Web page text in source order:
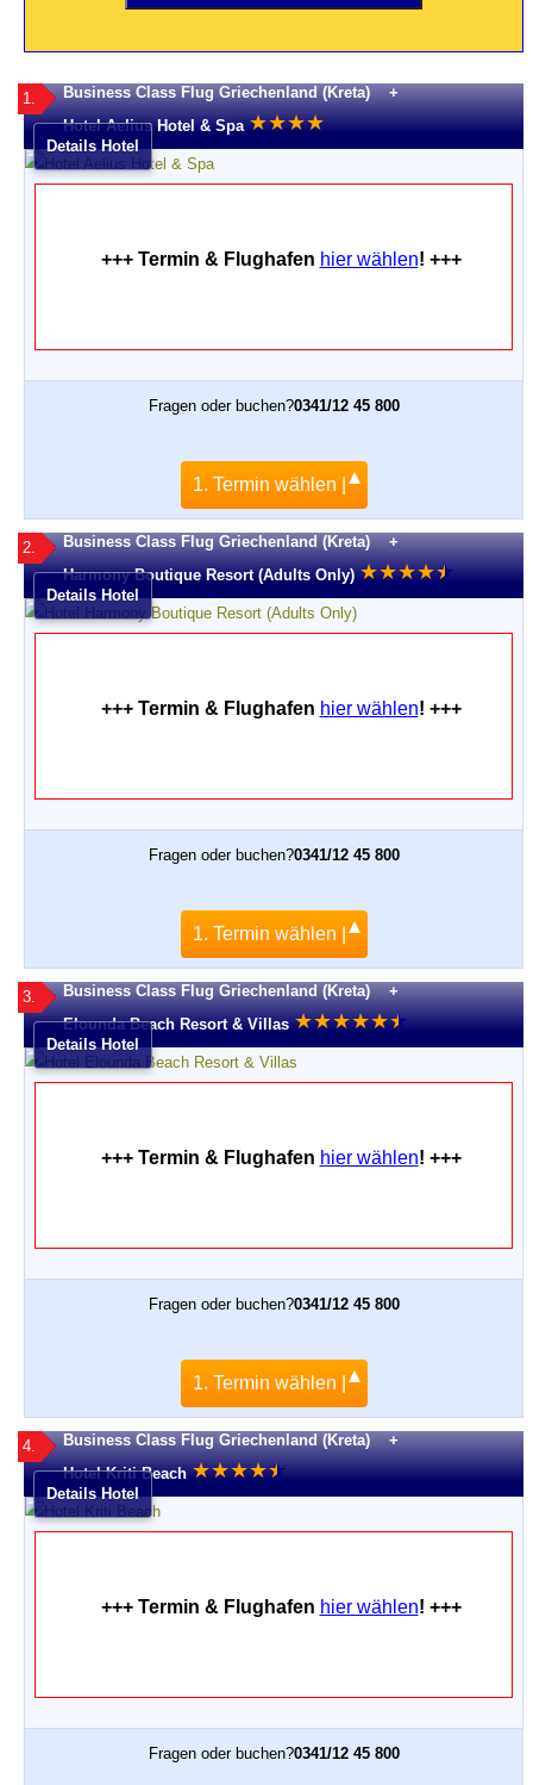
1.
Business Class Flug Griechenland (Kreta) +
Hotel Aelius Hotel & Spa ★★★★
Details Hotel
+++ Termin & Flughafen hier wählen! +++
Fragen oder buchen?0341/12 45 800
1. Termin wählen |
2.
Business Class Flug Griechenland (Kreta) +
Harmony Boutique Resort (Adults Only) ★★★★★
★
Details Hotel
+++ Termin & Flughafen hier wählen! +++
Fragen oder buchen?0341/12 45 800
1. Termin wählen |
3.
Business Class Flug Griechenland (Kreta) +
Elounda Beach Resort & Villas ★★★★★★
★
Details Hotel
+++ Termin & Flughafen hier wählen! +++
Fragen oder buchen?0341/12 45 800
1. Termin wählen |
4.
Business Class Flug Griechenland (Kreta) +
Hotel Kriti Beach ★★★★★
★
Details Hotel
+++ Termin & Flughafen hier wählen! +++
Fragen oder buchen?0341/12 45 800